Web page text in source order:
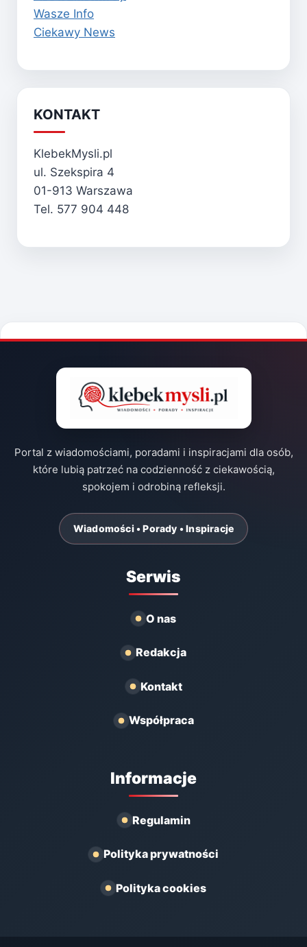
Wasze Info
Ciekawy News
KONTAKT
KlebekMysli.pl
ul. Szekspira 4
01-913 Warszawa
Tel. 577 904 448
Portal z wiadomościami, poradami i inspiracjami dla osób,
które lubią patrzeć na codzienność z ciekawością,
spokojem i odrobiną refleksji.
Wiadomości • Porady • Inspiracje
Serwis
O nas
Redakcja
Kontakt
Współpraca
Informacje
Regulamin
Polityka prywatności
Polityka cookies